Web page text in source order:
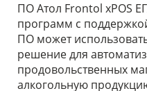
ПО Атол Frontol xPOS
программ с
ПО может
решение для
продовольственных
алкогольную